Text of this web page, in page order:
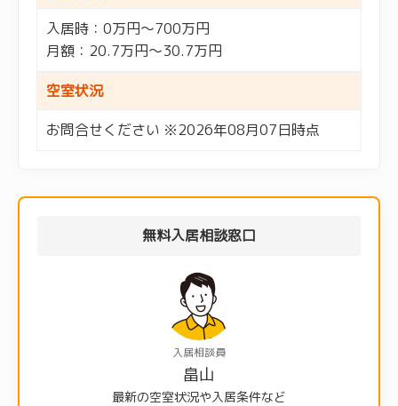
入居時：0万円～700万円
月額：20.7万円～30.7万円
空室状況
お問合せください ※2026年08月07日時点
無料入居相談窓口
入居相談員
畠山
最新の空室状況や入居条件など